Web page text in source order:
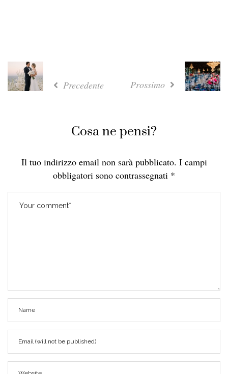
Precedente Prossimo
Cosa ne pensi?
Il tuo indirizzo email non sarà pubblicato. I campi
obbligatori sono contrassegnati *